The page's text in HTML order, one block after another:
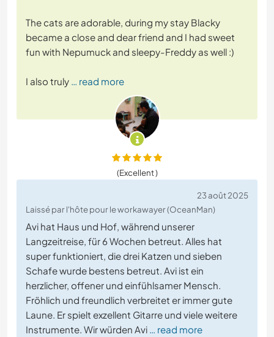
The cats are adorable, during my stay Blacky
became a close and dear friend and I had sweet
fun with Nepumuck and sleepy-Freddy as well :)
I also truly … read more
(Excellent )
23 août 2025
Laissé par l'hôte pour le workawayer (OceanMan)
Avi hat Haus und Hof, während unserer
Langzeitreise, für 6 Wochen betreut. Alles hat
super funktioniert, die drei Katzen und sieben
Schafe wurde bestens betreut. Avi ist ein
herzlicher, offener und einfühlsamer Mensch.
Fröhlich und freundlich verbreitet er immer gute
Laune. Er spielt exzellent Gitarre und viele weitere
Instrumente. Wir würden Avi … read more